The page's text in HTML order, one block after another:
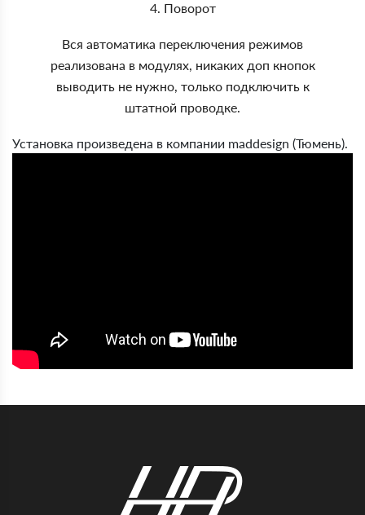
4. Поворот
Вся автоматика переключения режимов
реализована в модулях, никаких доп кнопок
выводить не нужно, только подключить к
штатной проводке.
Установка произведена в компании maddesign (Тюмень).